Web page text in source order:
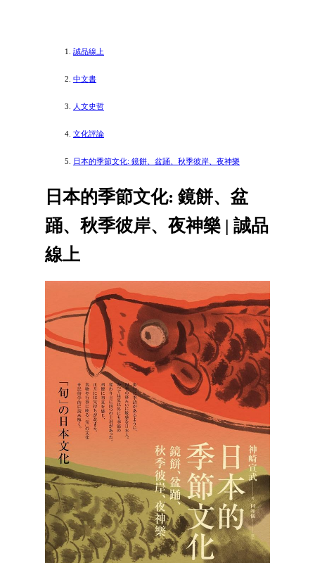
誠品線上
中文書
人文史哲
文化評論
日本的季節文化: 鏡餅、盆踊、秋季彼岸、夜神樂
日本的季節文化: 鏡餅、盆
踊、秋季彼岸、夜神樂 | 誠品
線上